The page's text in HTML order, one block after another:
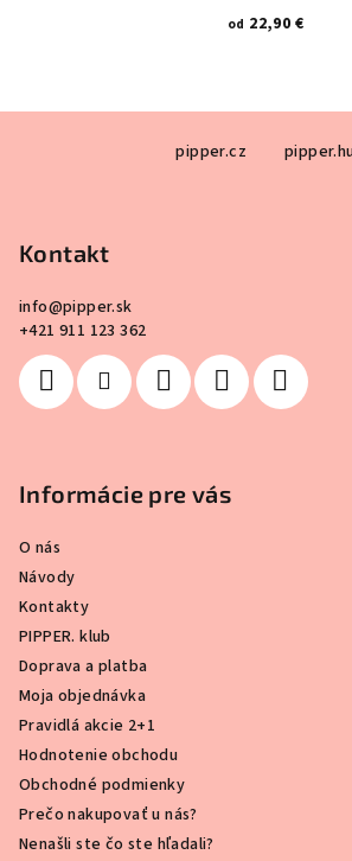
od 22,90 €
pipper.cz
Kontakt
info@pipper.sk
+421 911 123 362
Informácie pre vás
O nás
Návody
Kontakty
PIPPER. klub
Doprava a platba
Moja objednávka
Pravidlá akcie 2+1
Hodnotenie obchodu
Obchodné podmienky
Prečo nakupovať u nás?
Nenašli ste čo ste hľadali?